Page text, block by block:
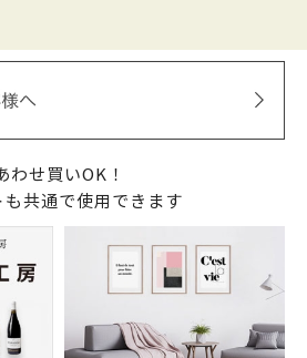
わせ買いOK！
も共通で使用できます